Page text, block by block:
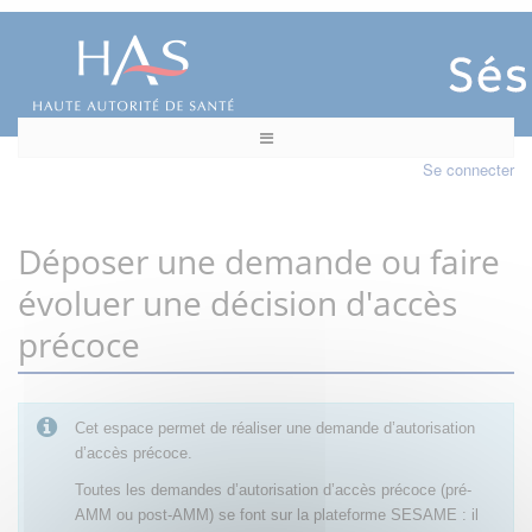
Se connecter
Déposer une demande ou faire
évoluer une décision d'accès
précoce
Cet espace permet de réaliser une demande d’autorisation
d’accès précoce.
Toutes les demandes d’autorisation d’accès précoce (pré-
AMM ou post-AMM) se font sur la plateforme SESAME : il